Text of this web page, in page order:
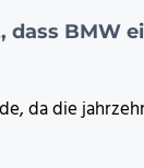
BMW
da die